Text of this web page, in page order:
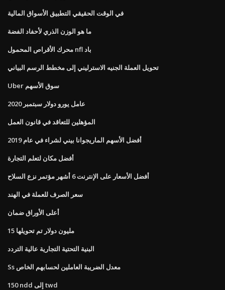
في الوقت الحقيقي التطبيق الأسواق المالية
ما هو الوزن الذري لأحفاد الفضة
محرك الأقراص المحمول nfl باد
تحويل العملة الجنيه الاسترليني إلى مخطط الرسم البياني
Uber سوق الأسهم
عامل يورو دولار سبتمبر 2020
المؤهلين للتعاقد في قانون العمل
أفضل الأسهم الماريجوانا بيني لشراء في عام 2019
أفضل مكان لتعلم التجارة
أفضل الأسعار على الإنترنت 6 أشهر مؤتمر نزع السلاح
سعر الصرف للعملة في الهند
أعلى الأوراق ضمان
15 مليون دولار تم تحويلها
البنية التحتية التجارية عالية التردد
Ss معدل الضريبة العاملين لحسابهم الخاص
150 ndd إلى twd